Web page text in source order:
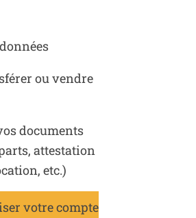
ou vendre
documents
attestation
etc.)
votre compte